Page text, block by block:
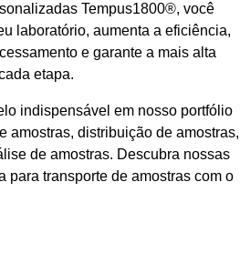
Tempus1800®, você
laboratório, aumenta a eficiência,
e garante a mais alta
etapa.
indispensável em nosso portfólio
amostras, distribuição de amostras,
de amostras. Descubra nossas
para transporte de amostras com o